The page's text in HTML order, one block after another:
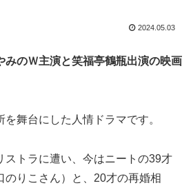
2024.05.03
みのＷ主演と笑福亭鶴瓶出演の映画
舞台にした人情ドラマです。
ストラに遭い、今はニートの39才
のりこさん）と、20才の再婚相